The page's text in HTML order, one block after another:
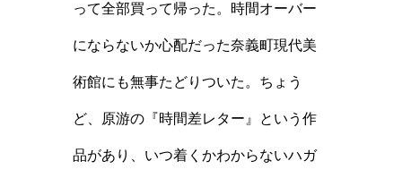
って全部買って帰った。時間オーバー
にならないか心配だった奈義町現代美
術館にも無事たどりついた。ちょう
ど、原游の『時間差レター』という作
品があり、いつ着くかわからないハガ